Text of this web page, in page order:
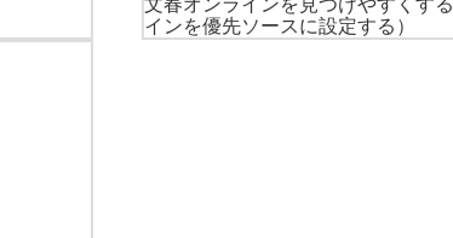
インを優先ソースに設定する）